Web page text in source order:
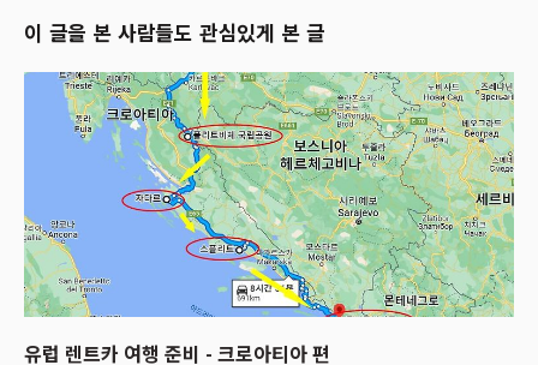
이 글을 본 사람들도 관심있게 본 글
유럽 렌트카 여행 준비 - 크로아티아 편